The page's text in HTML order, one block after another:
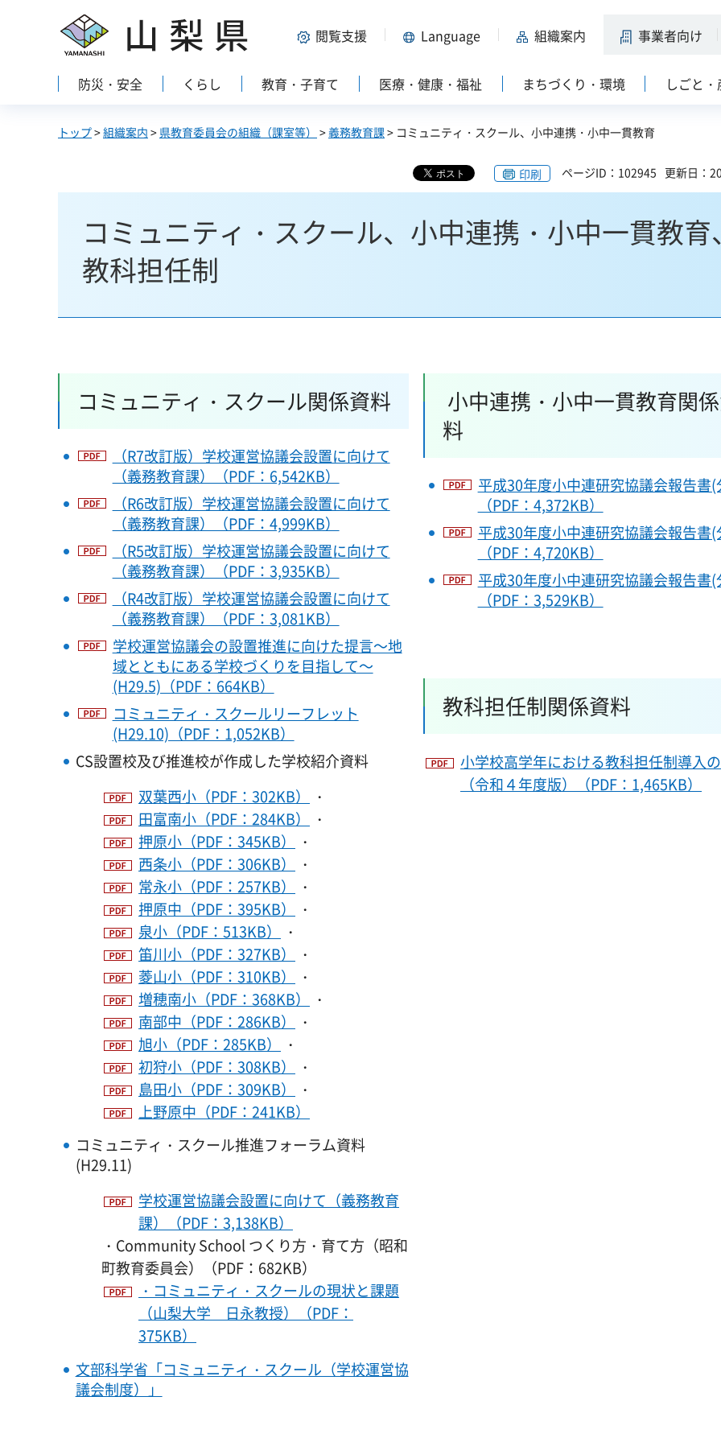
山梨県 閲覧支援 Language 組織案内 事業者向け
防災・安全 くらし 教育・子育て 医療・健康・福祉 まちづくり・環境 しごと
トップ>組織案内 > 県教育委員会の組織（課室等） >義務教育課> コミュニティ・スクール、小中連携・小中一貫教育
印刷 ページID：102945 更新日：
コミュニティ・スクール、小中連携・小中一貫教育
教科担任制
コミュニティ・スクール関係資料
（R7改訂版）学校運営協議会設置に向けて
（義務教育課）（PDF：6,542KB）
（R6改訂版）学校運営協議会設置に向けて
（義務教育課）（PDF：4,999KB）
（R5改訂版）学校運営協議会設置に向けて
（義務教育課）（PDF：3,935KB）
（R4改訂版）学校運営協議会設置に向けて
（義務教育課）（PDF：3,081KB）
学校運営協議会の設置推進に向けた提言～地
域とともにある学校づくりを目指して～
(H29.5)（PDF：664KB）
コミュニティ・スクールリーフレット
(H29.10)（PDF：1,052KB）
CS設置校及び推進校が作成した学校紹介資料
双葉西小（PDF：302KB）
・
田富南小（PDF：284KB）
・
押原小（PDF：345KB）
・
西条小（PDF：306KB）
・
常永小（PDF：257KB）
・
押原中（PDF：395KB）
・
泉小（PDF：513KB）
・
笛川小（PDF：327KB）
・
菱山小（PDF：310KB）
・
増穂南小（PDF：368KB）
・
南部中（PDF：286KB）
・
旭小（PDF：285KB）
・
初狩小（PDF：308KB）
・
島田小（PDF：309KB）
・
上野原中（PDF：241KB）
コミュニティ・スクール推進フォーラム資料
(H29.11)
学校運営協議会設置に向けて（義務教育
課）（PDF：3,138KB）
・Community School つくり方・育て方（昭和
町教育委員会）（PDF：682KB）
・コミュニティ・スクールの現状と課題
（山梨大学 日永教授）（PDF：
375KB）
文部科学省「コミュニティ・スクール（学校運営協
議会制度）」
小中連携・小中一貫教育関
料
平成30年度小中連研究協議会報告書(
（PDF：4,372KB）
平成30年度小中連研究協議会報告書(
（PDF：4,720KB）
平成30年度小中連研究協議会報告書(
（PDF：3,529KB）
教科担任制関係資料
小学校高学年における教科担任制導入
（令和４年度版）（PDF：1,465KB）